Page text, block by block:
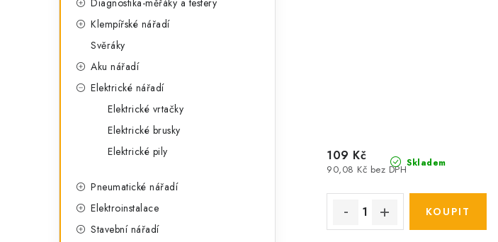
Klempířské nářadí
Svěráky
Aku nářadí
Elektrické nářadí
Elektrické vrtačky
Elektrické brusky
Elektrické pily
Pneumatické nářadí
Elektroinstalace
Stavební nářadí
Skladem
90,08 Kč bez DPH
109 Kč